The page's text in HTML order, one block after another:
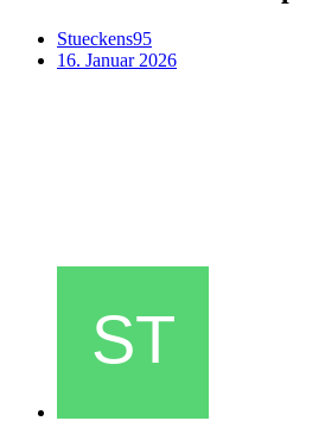
Stueckens95
16. Januar 2026